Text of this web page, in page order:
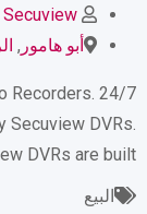
Secuview
أبو هامور ,
Recorders.
Secuview DVRs.
DVRs are built…
البيع